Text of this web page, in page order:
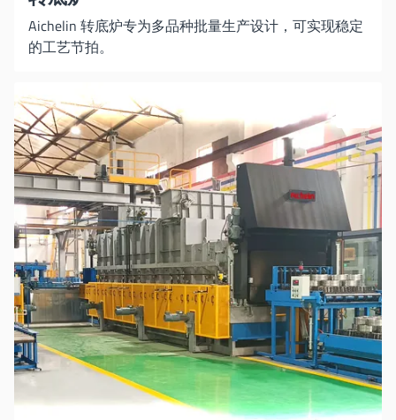
Aichelin 转底炉专为多品种批量生产设计，可实现稳定
的工艺节拍。